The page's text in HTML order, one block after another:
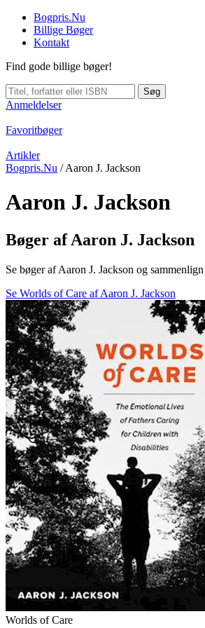
Bogpris.Nu
Billige Bøger
Kontakt
Find gode billige bøger!
Søg
Anmeldelser
Favoritbøger
Artikler
Bogpris.Nu /Aaron J. Jackson
Aaron J. Jackson
Bøger af Aaron J. Jackson
Se bøger af Aaron J. Jackson og
Se Worlds of Care af Aaron J. Jackson
Worlds of Care